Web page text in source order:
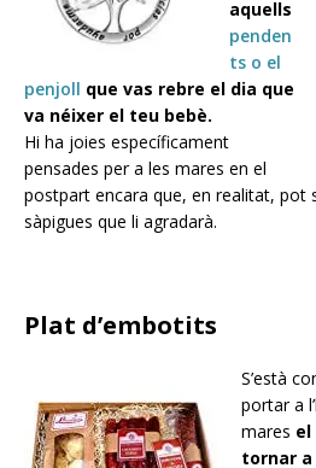
aquells
penden
ts o el
penjoll que vas rebre el dia que
va néixer el teu bebè.
Hi ha joies específicament
pensades per a les mares en el
postpart encara que, en realitat, pot
sàpigues que li agradarà.
Plat d’embotits
S’està
portar a
mares
tornar